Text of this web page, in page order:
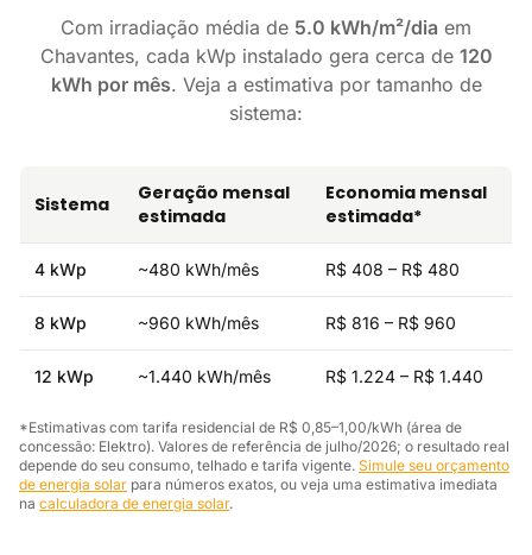
Com irradiação média de 5.0 kWh/m²/dia em
Chavantes, cada kWp instalado gera cerca de 120
kWh por mês. Veja a estimativa por tamanho de
sistema:
Sistema
Geração mensal
estimada
Economia mensal
estimada*
4 kWp ~480 kWh/mês R$ 408 – R$ 480
8 kWp ~960 kWh/mês R$ 816 – R$ 960
12 kWp ~1.440 kWh/mês R$ 1.224 – R$ 1.440
*Estimativas com tarifa residencial de R$ 0,85–1,00/kWh (área de
concessão: Elektro). Valores de referência de julho/2026; o resultado real
depende do seu consumo, telhado e tarifa vigente. Simule seu orçamento
de energia solar para números exatos, ou veja uma estimativa imediata
na calculadora de energia solar.